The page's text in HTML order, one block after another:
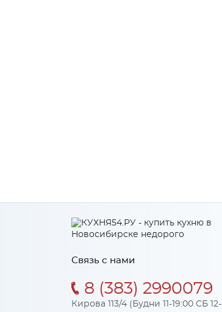
Связь с нами
8 (383) 2990079
Кирова 113/4 (Будни 11-19:00 СБ 12-